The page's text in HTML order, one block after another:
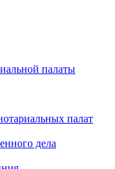
палаты
палат
дела